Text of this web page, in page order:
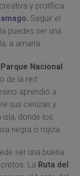
y prolífica
. Seguir el
puedes ser una
a amarla.
Parque Nacional
de la red
aprendió a
sus cenizas y
donde los
negra o rojiza.
ser una buena
La Ruta del